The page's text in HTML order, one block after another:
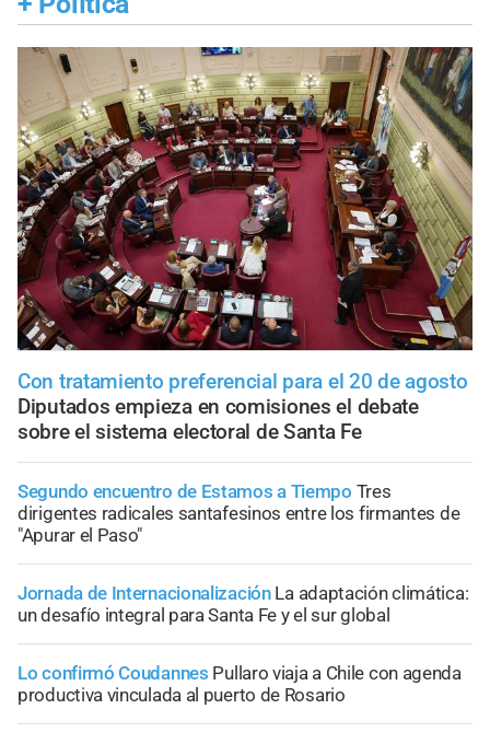
Con tratamiento preferencial para el 20 de agosto
Diputados empieza en comisiones el debate
sobre el sistema electoral de Santa Fe
Segundo encuentro de Estamos a Tiempo Tres
dirigentes radicales santafesinos entre los firmantes de
"Apurar el Paso"
Jornada de Internacionalización La adaptación climática:
un desafío integral para Santa Fe y el sur global
Lo confirmó Coudannes Pullaro viaja a Chile con agenda
productiva vinculada al puerto de Rosario